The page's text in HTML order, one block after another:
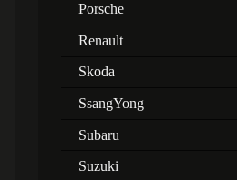
Porsche
Renault
Skoda
SsangYong
Subaru
Suzuki